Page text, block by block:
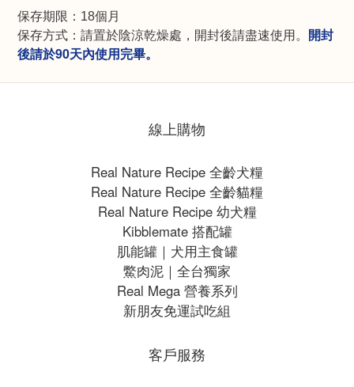
保存期限：18個月
保存方式：請置於陰涼乾燥處，開封後請盡速使用 。 開封
後請於90天內使用完畢。
線上購物
Real Nature Recipe 全齡犬糧
Real Nature Recipe 全齡貓糧
Real Nature Recipe 幼犬糧
Kibblemate 搭配罐
肌能罐｜犬用主食罐
鱉肉泥｜全台獨家
Real Mega 營養系列
新朋友免運試吃組
客戶服務